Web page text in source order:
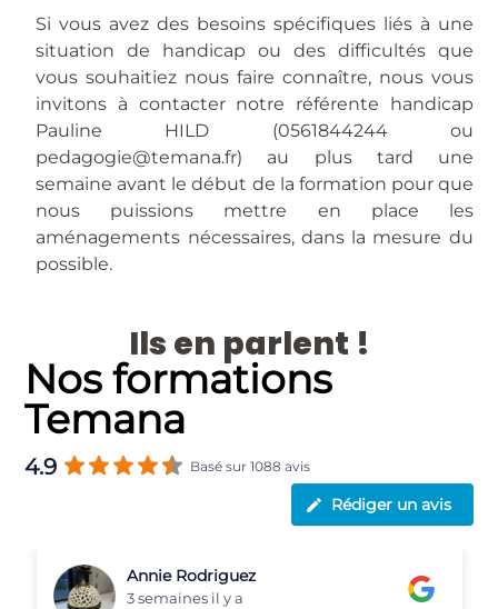
Si vous avez des besoins spécifiques liés à une
situation de handicap ou des difficultés que
vous souhaitiez nous faire connaître, nous vous
invitons à contacter notre référente handicap
Pauline HILD (0561844244 ou
pedagogie@temana.fr) au plus tard une
semaine avant le début de la formation pour que
nous puissions mettre en place les
aménagements nécessaires, dans la mesure du
possible.
Ils en parlent !
Nos formations
Temana
4.9 Basé sur 1088 avis
Rédiger un avis
Barry Massey
3 semaines il y a